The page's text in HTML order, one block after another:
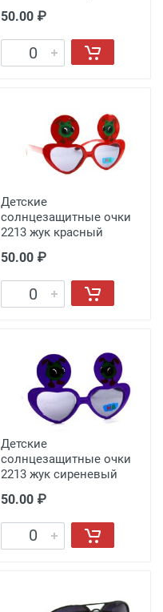
50.00 ₽
Детские
солнцезащитные очки
2213 жук красный
50.00 ₽
Детские
солнцезащитные очки
2213 жук сиреневый
50.00 ₽